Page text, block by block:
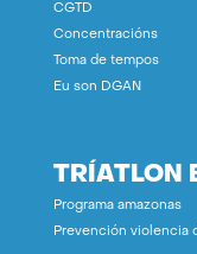
CGTD
Concentracións
Toma de tempos
Eu son DGAN
TRÍATLON
Programa amazonas
Prevención violencia